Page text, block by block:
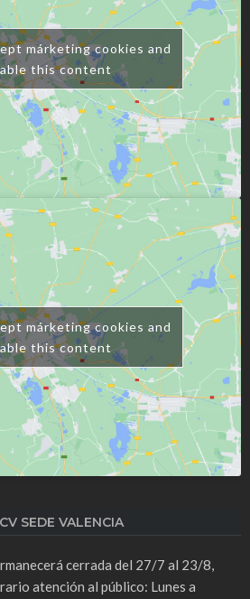
márketing cookies and
this content
márketing cookies and
this content
SEDE VALENCIA
cerrada del 27/7 al 23/8,
atención al público: Lunes a